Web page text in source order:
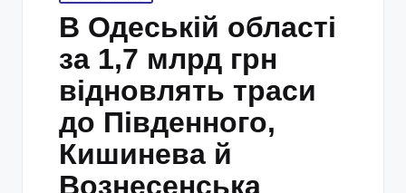
in
В Одеській області
за 1,7 млрд грн
відновлять траси
до Південного,
Кишинева й
Вознесенська